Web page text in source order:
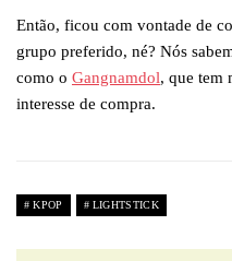
Então, ficou com vontade de
grupo preferido, né? Nós
como o Gangnamdol, que tem
interesse de compra.
KPOP LIGHTSTICK